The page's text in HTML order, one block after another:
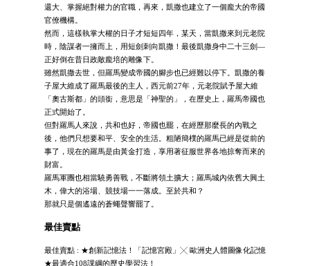
還大、掌握絕對權力的官職，再來，凱撒也建立了一個龐大的帝國
官僚機構。
然而，這樣執掌大權的日子才短短四年，某天，當凱撒來到元老院
時，陰謀者一擁而上，用短劍刺向凱撒！最後凱撒身中二十三劍—
正好倒在昔日政敵龐培的雕像下。
雖然凱撒去世，但羅馬變成帝國的腳步也已經難以停下。凱撒的養
子屋大維成了羅馬最後的主人，西元前27年，元老院賦予屋大維
「奧古斯都」的頭銜，意思是「神聖的」，在歷史上，羅馬帝國也
正式開始了。
但對羅馬人來說，共和也好，帝國也罷，在經歷那麼長的內戰之
後，他們只想要和平、安全的生活。粗陋簡樸的羅馬已經是從前的
事了，現在的羅馬是由黃金打造，享用著征服世界各地掠奪而來的
財富。
羅馬軍團也相當驍勇善戰，不斷將領土擴大；羅馬城內依舊大興土
木，偉大的浴場、競技場一一落成。至於共和？
那就只是個遙遠的蒼蠅聲響罷了。
最佳賣點
最佳賣點 : ★創新記憶法！「記憶宮殿」╳ 歐洲史人體圖像化記憶
★最適合108課綱的歷史學習法！